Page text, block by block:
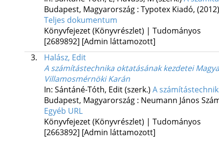
Budapest, Magyarország : Typotex Kiadó, (2012)
Teljes dokumentum
Könyvfejezet (Könyvrészlet) | Tudományos
[2689892] [Admin láttamozott]
3.
Halász, Edit
A számítástechnika oktatásának kezdetei
Villamosmérnöki Karán
In: Sántáné-Tóth, Edit (szerk.) A
Budapest, Magyarország : Neumann János
Egyéb URL
Könyvfejezet (Könyvrészlet) | Tudományos
[2663892] [Admin láttamozott]